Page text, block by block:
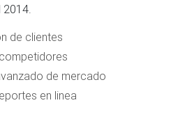
de clientes
de mercado
en linea